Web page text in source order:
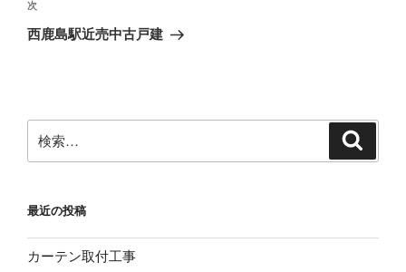
ゲ
ン
稿
次
の
次
西鹿島駅近売中古戸建
索:
最近の投稿
カーテン取付工事